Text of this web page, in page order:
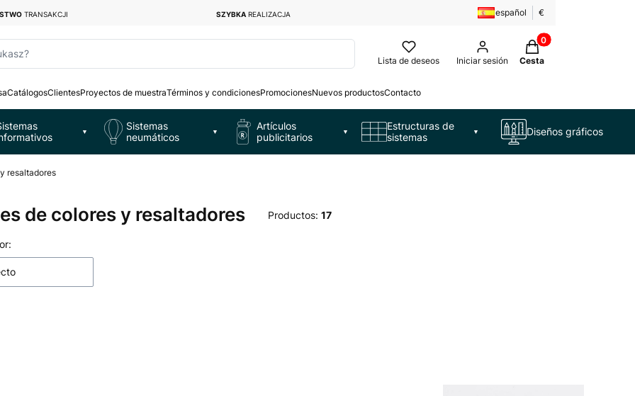
TRANSAKCJI SZYBKAREALIZACJA español €
Lista de deseos Iniciar sesión
Productos en la
Cesta
CatálogosClientesProyectos de muestraTérminos y condicionesPromocionesNuevos productosContacto
▼
Sistemas
neumáticos
▼
Artículos
publicitarios
▼
Estructuras de
sistemas
▼ Diseños gráficos
resaltadores
de colores y resaltadores Productos: 17
productos